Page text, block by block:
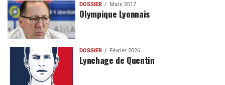
DOSSIER Mars 2017
Olympique Lyonnais
DOSSIER Février 2026
Lynchage de Quentin